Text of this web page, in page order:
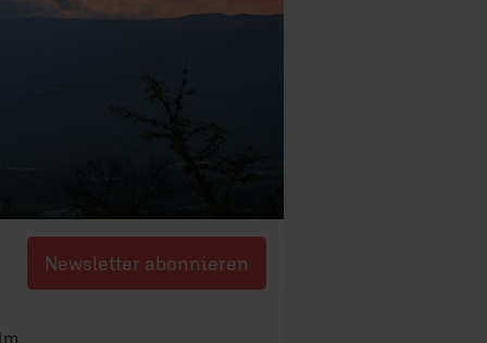
Newsletter abonnieren